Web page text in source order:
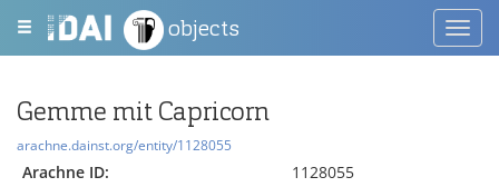
objects
Gemme mit Capricorn
arachne.dainst.org/entity/1128055
Arachne ID:
1128055